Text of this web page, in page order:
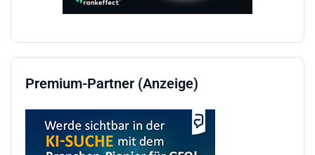
Premium-Partner (Anzeige)